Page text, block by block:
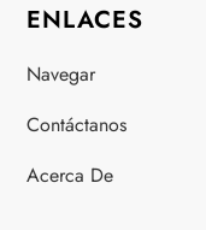
s
t
s
ENLACES
Navegar
Contáctanos
Acerca De